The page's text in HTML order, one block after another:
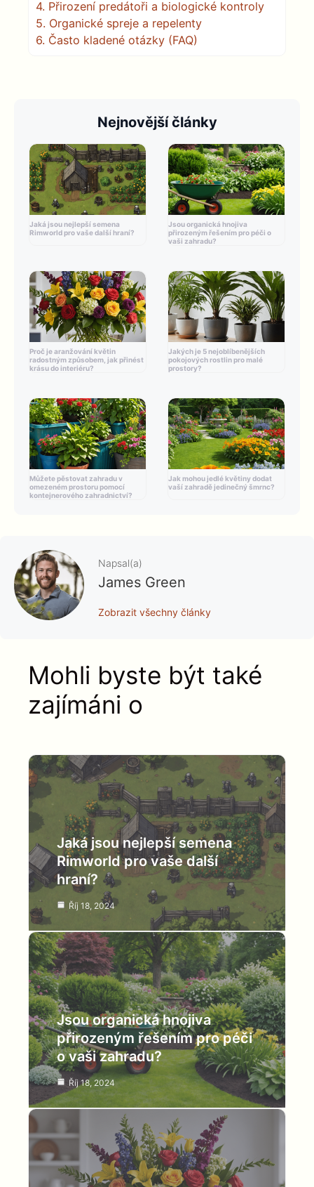
4. Přirození predátoři a biologické kontroly
5. Organické spreje a repelenty
6. Často kladené otázky (FAQ)
Nejnovější články
Jaká jsou nejlepší semena
Rimworld pro vaše další hraní?
Jsou organická hnojiva
přirozeným řešením pro péči o
vaši zahradu?
Proč je aranžování květin
radostným způsobem, jak přinést
krásu do interiéru?
Jakých je 5 nejoblíbenějších
pokojových rostlin pro malé
prostory?
Můžete pěstovat zahradu v
omezeném prostoru pomocí
kontejnerového zahradnictví?
Jak mohou jedlé květiny dodat
vaší zahradě jedinečný šmrnc?
Napsal(a)
James Green
Zobrazit všechny články
Mohli byste být také
zajímáni o
Jaká jsou nejlepší semena
Rimworld pro vaše další
hraní?
Říj 18, 2024
Jsou organická hnojiva
přirozeným řešením pro péči
o vaši zahradu?
Říj 18, 2024